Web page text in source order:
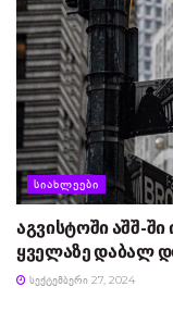
ᲡᲘᲐᲮᲚᲔᲔᲑᲘ
აგვისტოში აშშ-
ყველაზე დაბალ
ᲡᲔᲥᲢᲔᲛᲑᲔᲠᲘ 27, 2024